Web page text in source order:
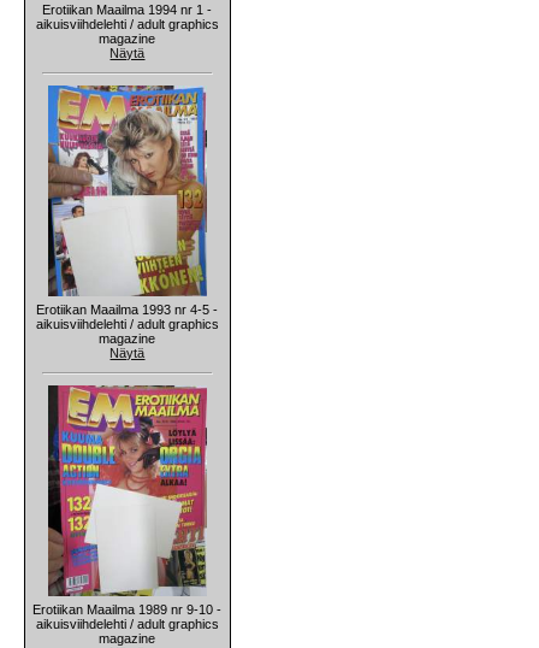
Erotiikan Maailma 1994 nr 1 -
aikuisviihdelehti / adult graphics
magazine
Näytä
Erotiikan Maailma 1993 nr 4-5 -
aikuisviihdelehti / adult graphics
magazine
Näytä
Erotiikan Maailma 1989 nr 9-10 -
aikuisviihdelehti / adult graphics
magazine